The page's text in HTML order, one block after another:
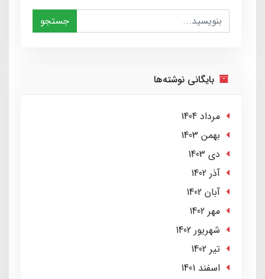
جستجو
بایگانی نوشته‌ها
مرداد 1404
بهمن 1403
دی 1403
آذر 1402
آبان 1402
مهر 1402
شهریور 1402
تير 1402
اسفند 1401